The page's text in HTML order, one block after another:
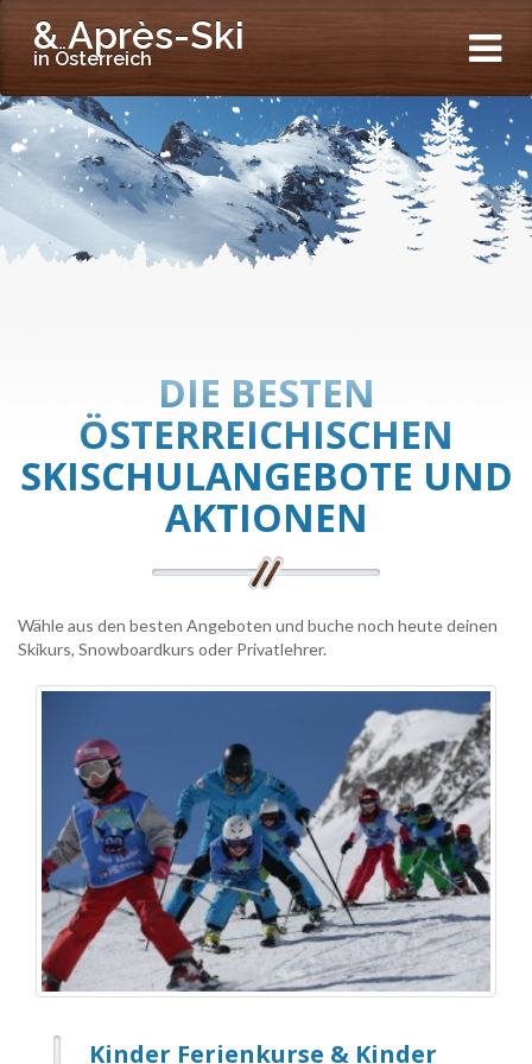
& Après-Ski
in Österreich
DIE BESTEN
ÖSTERREICHISCHEN
SKISCHULANGEBOTE UND
AKTIONEN
Wähle aus den besten Angeboten und buche noch heute deinen
Skikurs, Snowboardkurs oder Privatlehrer.
Kinder Ferienkurse & Kinder